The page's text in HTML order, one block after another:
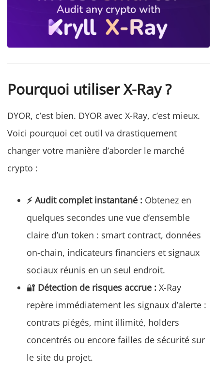
Pourquoi utiliser X-Ray ?
DYOR, c’est bien. DYOR avec X-Ray, c’est mieux.
Voici pourquoi cet outil va drastiquement
changer votre manière d’aborder le marché
crypto :
⚡ Audit complet instantané : Obtenez en
quelques secondes une vue d’ensemble
claire d’un token : smart contract, données
on-chain, indicateurs financiers et signaux
sociaux réunis en un seul endroit.
🔐 Détection de risques accrue : X-Ray
repère immédiatement les signaux d’alerte :
contrats piégés, mint illimité, holders
concentrés ou encore failles de sécurité sur
le site du projet.